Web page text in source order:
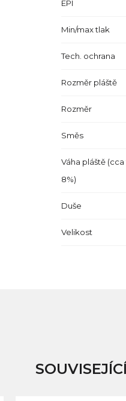
EPI
Min/max tlak
Tech. ochrana
Rozměr pláště
Rozměr
Směs
Váha pláště
8%)
Duše
Velikost